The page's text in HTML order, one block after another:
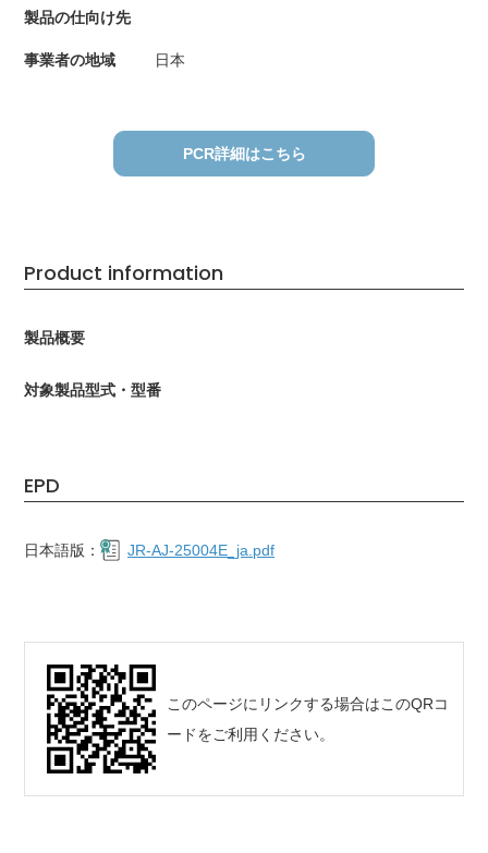
製品の仕向け先
事業者の地域 日本
PCR詳細はこちら
Product information
製品概要
対象製品型式・型番
EPD
日本語版： JR-AJ-25004E_ja.pdf
このページにリンクする場合はこのQRコ
ードをご利用ください。